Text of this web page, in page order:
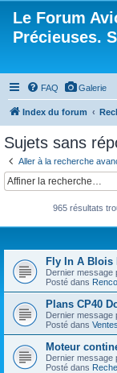
Le Forum
Précieuses.
FAQ Galerie
Index du forum
Sujets sans
Aller à la recherche
965 résultats
Fly In A Blois
Dernier message
Posté dans
Plans CP40
Dernier message
Posté dans Ventes
Moteur
Dernier message
Posté dans